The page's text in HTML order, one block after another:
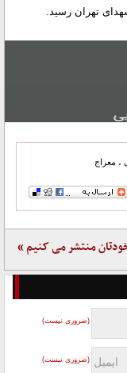
تهران رسید.
، معراج
خودتان منتشر می کنیم »
(ضروری نیست)
(ضروری نیست)